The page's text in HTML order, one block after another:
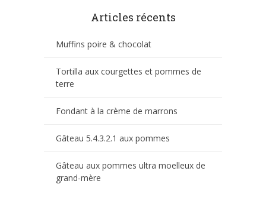
Articles récents
Muffins poire & chocolat
Tortilla aux courgettes et pommes de
terre
Fondant à la crème de marrons
Gâteau 5.4.3.2.1 aux pommes
Gâteau aux pommes ultra moelleux de
grand-mère